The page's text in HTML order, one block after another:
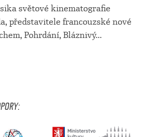
světové kinematografie
představitele francouzské nové
Pohrdání, Bláznivý...